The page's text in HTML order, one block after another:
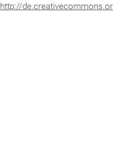
http://